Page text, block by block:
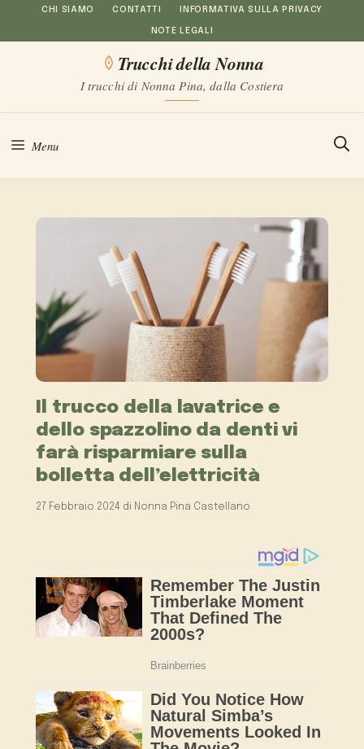
al
CHI SIAMO CONTATTI INFORMATIVA SULLA PRIVACY
NOTE LEGALI
Trucchi della Nonna
I trucchi di Nonna Pina, dalla Costiera
Menu
Il trucco della lavatrice e
dello spazzolino da denti vi
farà risparmiare sulla
bolletta dell’elettricità
27 Febbraio 2024 di Nonna Pina Castellano